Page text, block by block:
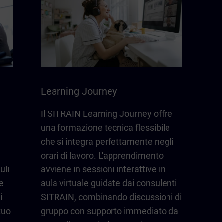
Learning Journey
Il SITRAIN Learning Journey offre
una formazione tecnica flessibile
che si integra perfettamente negli
orari di lavoro. L'apprendimento
avviene in sessioni interattive in
aula virtuale guidate dai consulenti
SITRAIN, combinando discussioni di
gruppo con supporto immediato da